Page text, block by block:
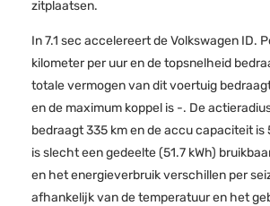
zitplaatsen.
In 7.1 sec accelereert de Volkswagen ID.
kilometer per uur en de topsnelheid
totale vermogen van dit voertuig bedraagt
en de maximum koppel is -. De
bedraagt 335 km en de accu capaciteit is
is slecht een gedeelte (51.7 kWh)
en het energieverbruik verschillen per
afhankelijk van de temperatuur en het